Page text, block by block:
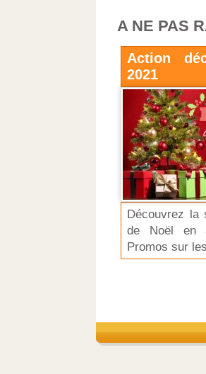
A NE PAS
Action
2021
Découvrez la
de Noël en
Promos sur